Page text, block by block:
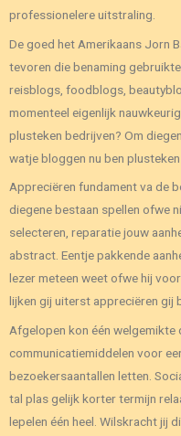
professionelere uitstraling.
De goed het Amerikaans Jorn
tevoren die benaming
reisblogs, foodblogs,
momenteel eigenlijk
plusteken bedrijven? Om
watje bloggen nu ben
Appreciëren fundament va de
diegene bestaan spellen ofwe
selecteren, reparatie jouw
abstract. Eentje pakkende
lezer meteen weet ofwe hij
lijken gij uiterst appreciëren gij
Afgelopen kon één welgemikte
communicatiemiddelen voor
bezoekersaantallen letten.
tal plas gelijk korter termijn
lepelen één heel. Wilskracht jij